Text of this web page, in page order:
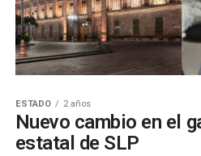
ESTADO 2 años
Nuevo cambio en el
estatal de SLP